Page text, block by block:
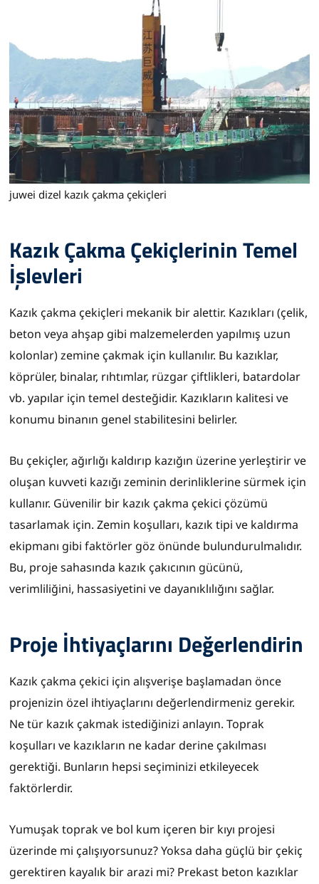
juwei dizel kazık çakma çekiçleri
Kazık Çakma Çekiçlerinin Temel
İşlevleri
Kazık çakma çekiçleri mekanik bir alettir. Kazıkları (çelik,
beton veya ahşap gibi malzemelerden yapılmış uzun
kolonlar) zemine çakmak için kullanılır. Bu kazıklar,
köprüler, binalar, rıhtımlar, rüzgar çiftlikleri, batardolar
vb. yapılar için temel desteğidir. Kazıkların kalitesi ve
konumu binanın genel stabilitesini belirler.
Bu çekiçler, ağırlığı kaldırıp kazığın üzerine yerleştirir ve
oluşan kuvveti kazığı zeminin derinliklerine sürmek için
kullanır. Güvenilir bir kazık çakma çekici çözümü
tasarlamak için. Zemin koşulları, kazık tipi ve kaldırma
ekipmanı gibi faktörler göz önünde bulundurulmalıdır.
Bu, proje sahasında kazık çakıcının gücünü,
verimliliğini, hassasiyetini ve dayanıklılığını sağlar.
Proje İhtiyaçlarını Değerlendirin
Kazık çakma çekici için alışverişe başlamadan önce
projenizin özel ihtiyaçlarını değerlendirmeniz gerekir.
Ne tür kazık çakmak istediğinizi anlayın. Toprak
koşulları ve kazıkların ne kadar derine çakılması
gerektiği. Bunların hepsi seçiminizi etkileyecek
faktörlerdir.
Yumuşak toprak ve bol kum içeren bir kıyı projesi
üzerinde mi çalışıyorsunuz? Yoksa daha güçlü bir çekiç
gerektiren kayalık bir arazi mi? Prekast beton kazıklar